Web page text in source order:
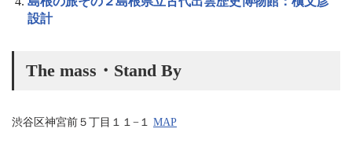
設計
The mass・Stand By
渋谷区神宮前５丁目１１−１ MAP